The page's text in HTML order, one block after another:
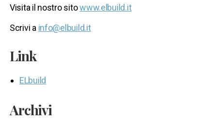
Visita il nostro sitowww.elbuild.it
Scrivi a info@elbuild.it
Link
ELbuild
Archivi